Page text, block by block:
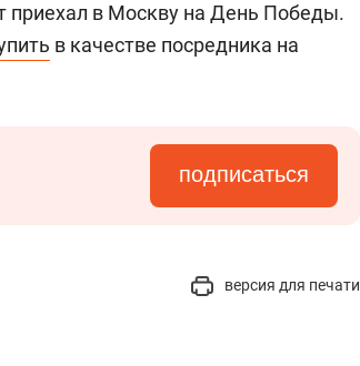
приехал в Москву на День Победы.
в качестве посредника на
подписаться
версия для печати